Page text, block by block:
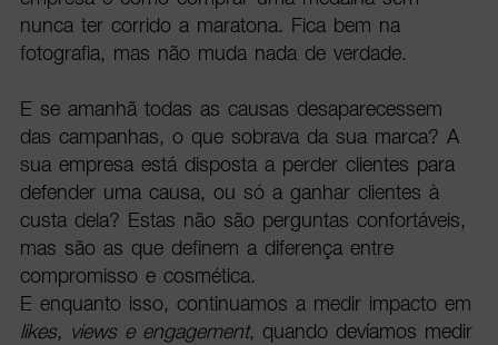
nunca ter corrido a maratona. Fica bem na
fotografia, mas não muda nada de verdade.
E se amanhã todas as causas desaparecessem
das campanhas, o que sobrava da sua marca? A
sua empresa está disposta a perder clientes para
defender uma causa, ou só a ganhar clientes à
custa dela? Estas não são perguntas confortáveis,
mas são as que definem a diferença entre
compromisso e cosmética.
E enquanto isso, continuamos a medir impacto em
likes, views e engagement, quando devíamos medir